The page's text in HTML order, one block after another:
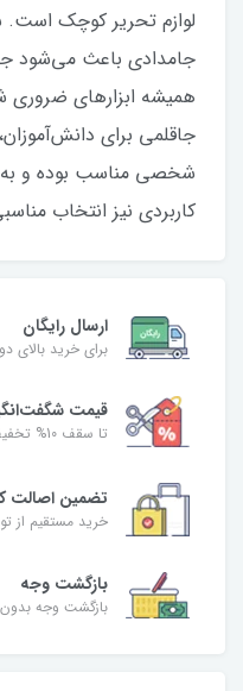
لوازم تحریر کوچک
جامدادی باعث می‌شود
همیشه ابزارهای ضروری
جاقلمی برای
شخصی مناسب بوده و
کاربردی نیز انتخاب
ارسال رایگان
برای خرید بالای
قیمت
تا سقف 10% تخفیف
تضمین اصالت
خرید مستقیم از
بازگشت وجه
بازگشت وجه